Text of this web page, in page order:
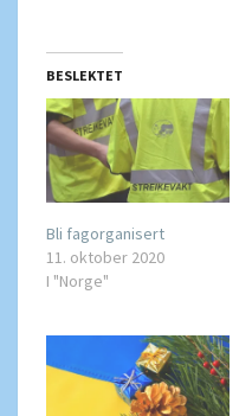
BESLEKTET
Bli fagorganisert
11. oktober 2020
I "Norge"